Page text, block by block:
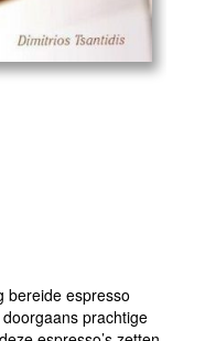
bereide espresso
prachtige